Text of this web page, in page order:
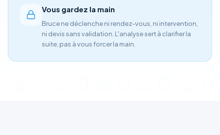
Vous gardez la main
Bruce ne déclenche ni rendez-vous, ni intervention,
ni devis sans validation. L'analyse sert à clarifier la
suite, pas à vous forcer la main.